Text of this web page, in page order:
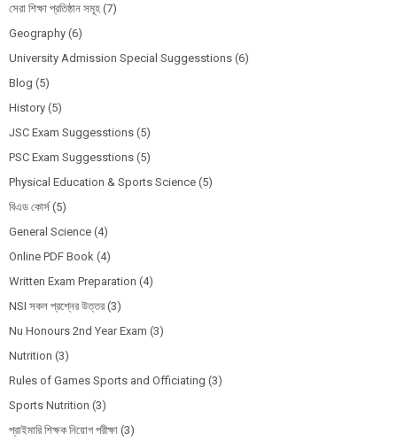
সেরা শিক্ষা প্রতিষ্ঠান সমূহ (7)
Geography (6)
University Admission Special Suggesstions (6)
Blog (5)
History (5)
JSC Exam Suggesstions (5)
PSC Exam Suggesstions (5)
Physical Education & Sports Science (5)
বিএড কোর্স (5)
General Science (4)
Online PDF Book (4)
Written Exam Preparation (4)
NSI সকল প্রশ্নের উত্তর (3)
Nu Honours 2nd Year Exam (3)
Nutrition (3)
Rules of Games Sports and Officiating (3)
Sports Nutrition (3)
প্রাইমারি শিক্ষক নিয়োগ পরীক্ষা (3)